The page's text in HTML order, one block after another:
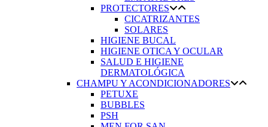
PROTECTORES
CICATRIZANTES
SOLARES
HIGIENE BUCAL
HIGIENE OTICA Y OCULAR
SALUD E HIGIENE
DERMATOLÓGICA
CHAMPU Y ACONDICIONADORES
PETUXE
BUBBLES
PSH